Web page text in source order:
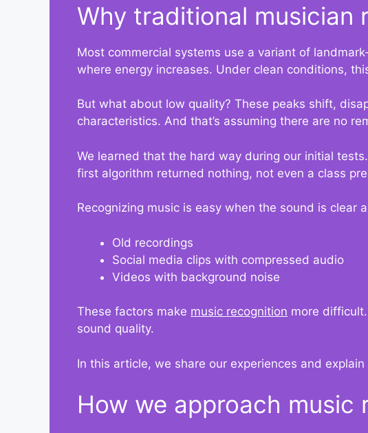
Why traditional musician
Most commercial systems use a variant of
where energy increases. Under clean conditions,
But what about low quality? These peaks shift,
characteristics. And that’s assuming there are no
We learned that the hard way during our initial
first algorithm returned nothing, not even a class
Recognizing music is easy when the sound is
Old recordings
Social media clips with compressed audio
Videos with background noise
These factors make music recognition more
sound quality.
In this article, we share our experiences and
How we approach